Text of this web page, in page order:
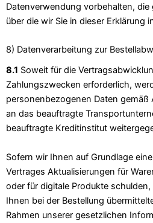
Datenverwendung vorbehalten,
über die wir Sie in dieser Erklärung
8) Datenverarbeitung zur
8.1 Soweit für die
Zahlungszwecken erforderlich,
personenbezogenen Daten gemäß
an das beauftragte
beauftragte Kreditinstitut
Sofern wir Ihnen auf Grundlage
Vertrages Aktualisierungen für
oder für digitale Produkte
Ihnen bei der Bestellung
Rahmen unserer gesetzlichen